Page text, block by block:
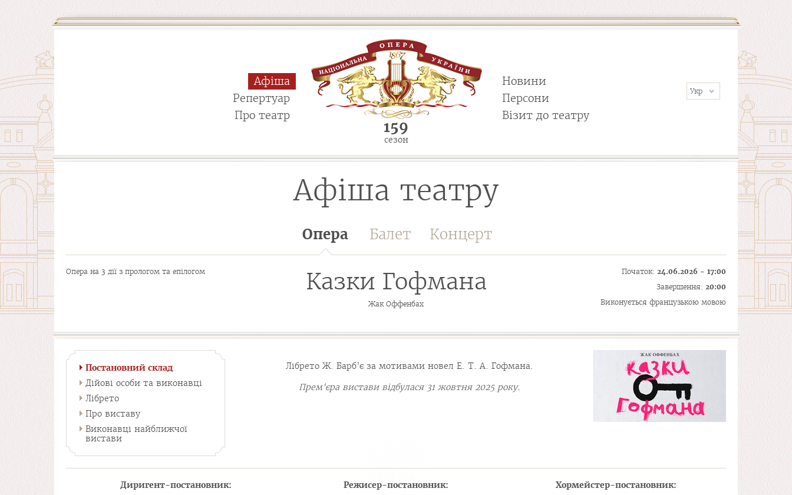
Афіша
Репертуар
Про театр
Новини
Персони
Візит до театру
159
сезон
Афіша театру
Опера Балет Концерт
Опера на 3 дії з прологом та епілогом Початок: 24.06.2026 - 17:00
Завершення: 20:00
Виконується французькою мовою
Казки Гофмана
Жак Оффенбах
Постановний склад
Дійові особи та виконавці
Лібрето
Про виставу
Виконавці найближчої
вистави
Лібрето Ж. Барб’є за мотивами новел Е. Т. А. Гофмана.
Прем'єра вистави відбулася 31 жовтня 2025 року.
Диригент-постановник: Режисер-постановник: Хормейстер-постановник: